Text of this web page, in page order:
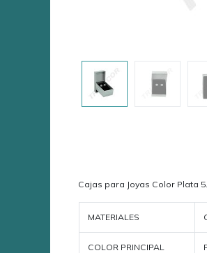
​Cajas para Joyas Color Plata
MATERIALES
COLOR PRINCIPAL